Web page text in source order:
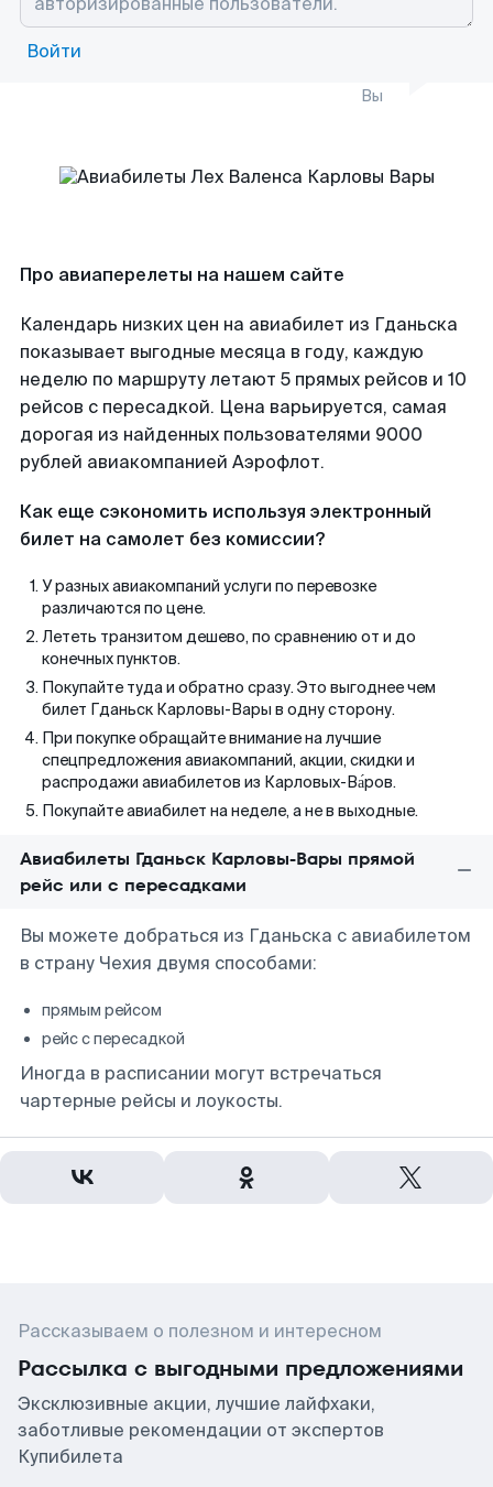
Войти
Вы
Про авиаперелеты на нашем сайте
Календарь низких цен на авиабилет из Гданьска
показывает выгодные месяца в году, каждую
неделю по маршруту летают 5 прямых рейсов и 10
рейсов с пересадкой. Цена варьируется, самая
дорогая из найденных пользователями 9000
рублей авиакомпанией Аэрофлот.
Как еще сэкономить используя электронный
билет на самолет без комиссии?
У разных авиакомпаний услуги по перевозке
различаются по цене.
Лететь транзитом дешево, по сравнению от и до
конечных пунктов.
Покупайте туда и обратно сразу. Это выгоднее чем
билет Гданьск Карловы-Вары в одну сторону.
При покупке обращайте внимание на лучшие
спецпредложения авиакомпаний, акции, скидки и
распродажи авиабилетов из Карловых-Ва́ров.
Покупайте авиабилет на неделе, а не в выходные.
Авиабилеты Гданьск Карловы-Вары прямой
рейс или с пересадками
Вы можете добраться из Гданьска с авиабилетом
в страну Чехия двумя способами:
прямым рейсом
рейс с пересадкой
Иногда в расписании могут встречаться
чартерные рейсы и лоукосты.
Рассказываем о полезном и интересном
Рассылка с выгодными предложениями
Эксклюзивные акции, лучшие лайфхаки,
заботливые рекомендации от экспертов
Купибилета